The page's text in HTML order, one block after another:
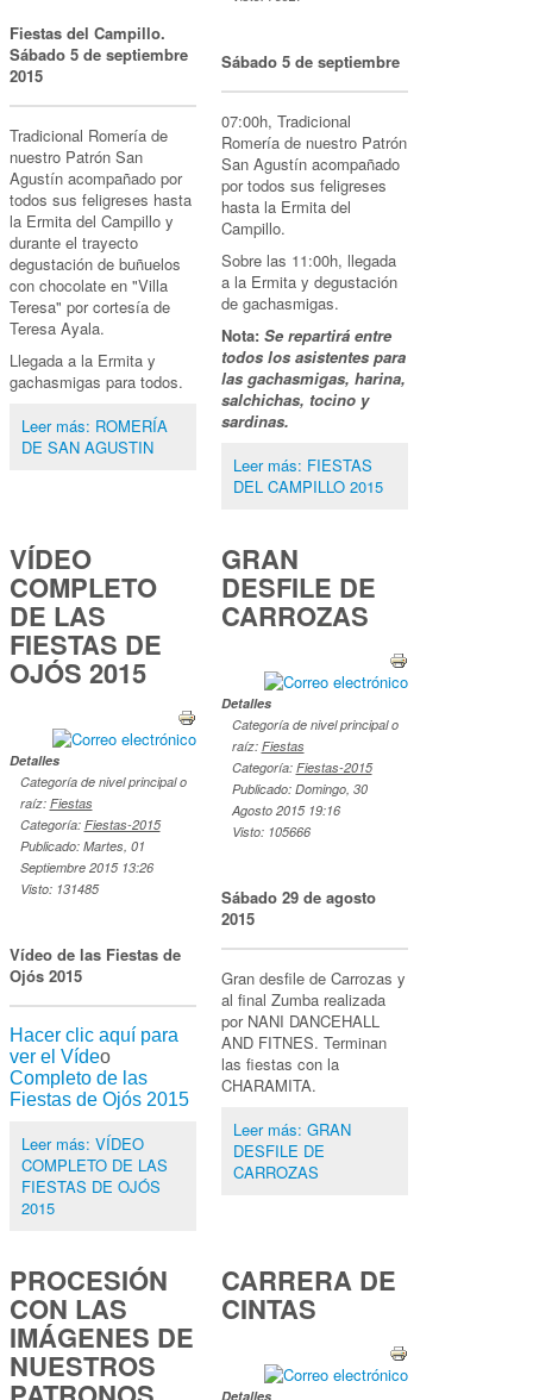
Fiestas del Campillo.
Sábado 5 de septiembre
2015
Tradicional Romería de
nuestro Patrón San
Agustín acompañado por
todos sus feligreses hasta
la Ermita del Campillo y
durante el trayecto
degustación de buñuelos
con chocolate en "Villa
Teresa" por cortesía de
Teresa Ayala.
Llegada a la Ermita y
gachasmigas para todos.
Leer más: ROMERÍA
DE SAN AGUSTIN
Sábado 5 de septiembre
07:00h, Tradicional
Romería de nuestro Patrón
San Agustín acompañado
por todos sus feligreses
hasta la Ermita del
Campillo.
Sobre las 11:00h, llegada
a la Ermita y degustación
de gachasmigas.
Nota: Se repartirá entre
todos los asistentes para
las gachasmigas, harina,
salchichas, tocino y
sardinas.
Leer más: FIESTAS
DEL CAMPILLO 2015
VÍDEO
COMPLETO
DE LAS
FIESTAS DE
OJÓS 2015
Detalles
Categoría de nivel principal o
raíz: Fiestas
Categoría: Fiestas-2015
Publicado: Martes, 01
Septiembre 2015 13:26
Visto: 131485
Vídeo de las Fiestas de
Ojós 2015
Hacer clic aquí para
ver el Vídeo
Completo de las
Fiestas de Ojós 2015
Leer más: VÍDEO
COMPLETO DE LAS
FIESTAS DE OJÓS
2015
GRAN
DESFILE DE
CARROZAS
Detalles
Categoría de nivel principal o
raíz: Fiestas
Categoría: Fiestas-2015
Publicado: Domingo, 30
Agosto 2015 19:16
Visto: 105666
Sábado 29 de agosto
2015
Gran desfile de Carrozas y
al final Zumba realizada
por NANI DANCEHALL
AND FITNES. Terminan
las fiestas con la
CHARAMITA.
Leer más: GRAN
DESFILE DE
CARROZAS
PROCESIÓN
CON LAS
IMÁGENES DE
NUESTROS
CARRERA DE
CINTAS
Detalles